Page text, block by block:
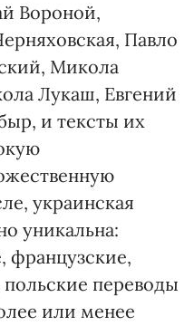
Вороной,
Павло
Микола
Лукаш, Евгений
и тексты их
украинская
уникальна:
французские,
польские переводы
или менее